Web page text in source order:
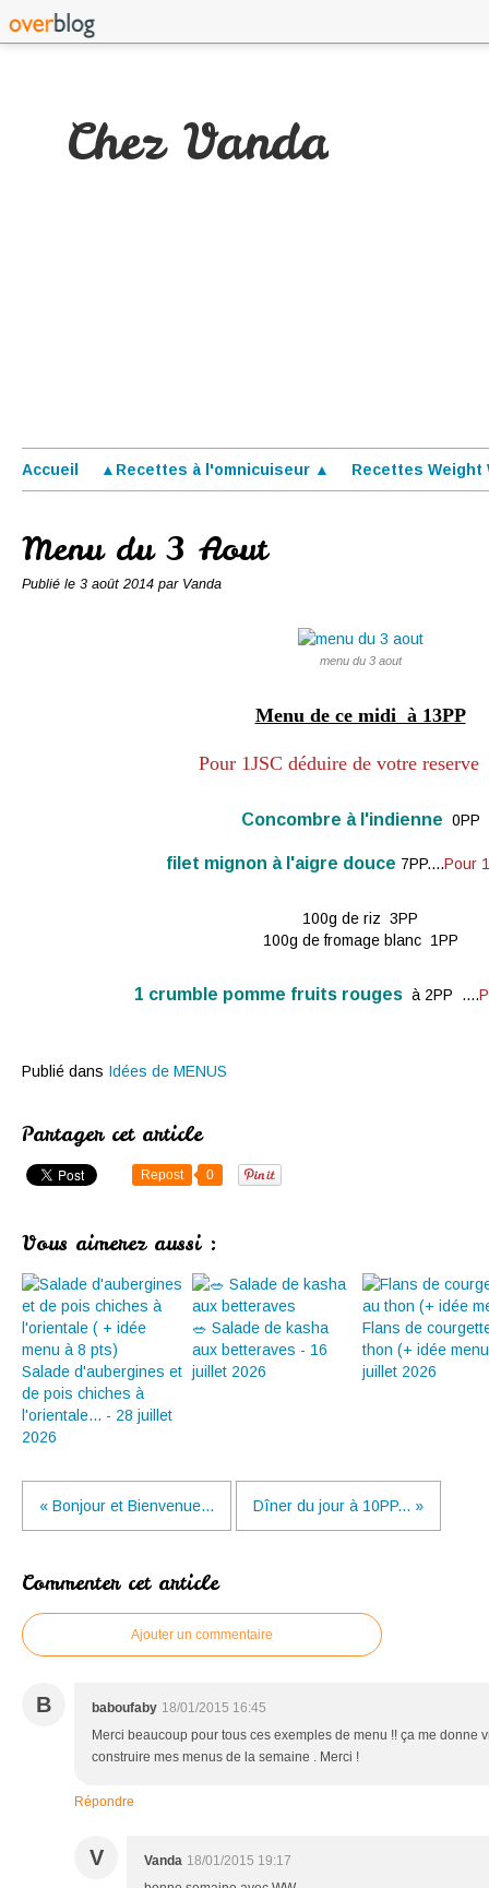
Chez Vanda
Accueil ▲Recettes à l'omnicuiseur ▲ Recettes Weight
Menu du 3 Aout
Publié le 3 août 2014 par Vanda
menu du 3 aout
Menu de ce midi à 13PP
Pour 1JSC déduire de votre reserve
Concombre à l'indienne 0PP
filet mignon à l'aigre douce 7PP....Pour
100g de riz 3PP
100g de fromage blanc 1PP
1 crumble pomme fruits rouges à 2PP ....
Publié dans Idées de MENUS
Partager cet article
Repost 0
Vous aimerez aussi :
Salade d'aubergines et
de pois chiches à
l'orientale... - 28 juillet
2026
🥗 Salade de kasha
aux betteraves - 16
juillet 2026
Flans de
thon (+ idée
juillet 2026
« Bonjour et Bienvenue... Dîner du jour à 10PP... »
Commenter cet article
Ajouter un commentaire
B baboufaby 18/01/2015 16:45
Merci beaucoup pour tous ces exemples de menu !! ça me donne
construire mes menus de la semaine . Merci !
Répondre
V Vanda 18/01/2015 19:17